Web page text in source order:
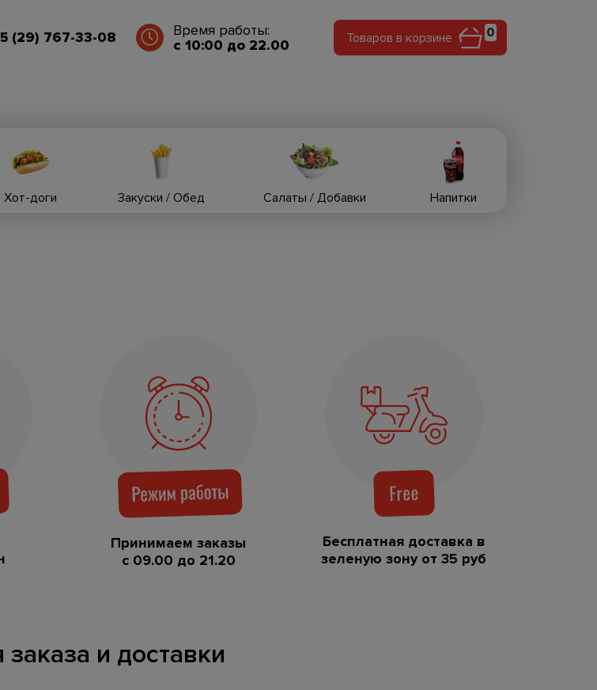
(29) 767-33-08
Время работы:
c 10:00 до 22.00
Товаров в корзине 0
Хот-доги Закуски / Обед Салаты / Добавки Напитки
Принимаем заказы
с 09.00 до 21.20
Бесплатная доставка в
зеленую зону от 35 руб
и доставки